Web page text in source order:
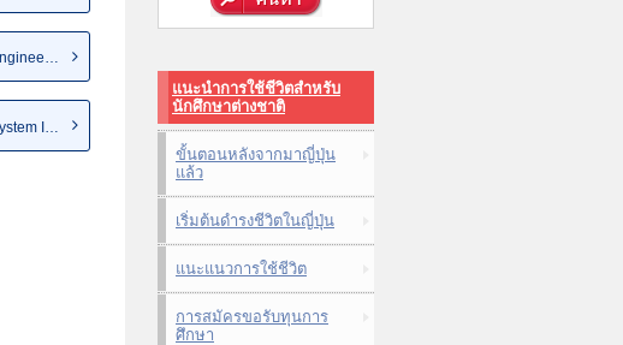
Graduate school of Engineering
แนะนำการใช้ชีวิตสำหรับ
นักศึกษาต่างชาติ
ขั้นตอนหลังจากมาญี่ปุ่น
แล้ว
เริ่มต้นดำรงชีวิตในญี่ปุ่น
แนะแนวการใช้ชีวิต
การสมัครขอรับทุนการ
ศึกษา